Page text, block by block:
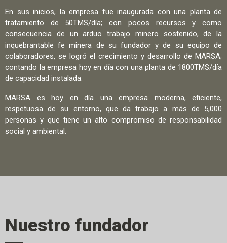
En sus inicios, la empresa fue inaugurada con una planta de
tratamiento de 50TMS/día; con pocos recursos y como
consecuencia de un arduo trabajo minero sostenido, de la
inquebrantable fe minera de su fundador y de su equipo de
colaboradores, se logró el crecimiento y desarrollo de MARSA;
contando la empresa hoy en día con una planta de 1800TMS/día
de capacidad instalada.
MARSA es hoy en día una empresa moderna, eficiente,
respetuosa de su entorno, que da trabajo a más de 5,000
personas y que tiene un alto compromiso de responsabilidad
social y ambiental.
Nuestro fundador